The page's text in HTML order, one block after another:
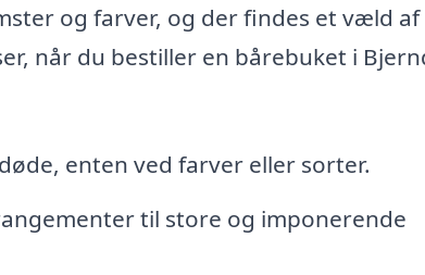
og farver, og der findes et væld af
når du bestiller en bårebuket i
enten ved farver eller sorter.
til store og imponerende